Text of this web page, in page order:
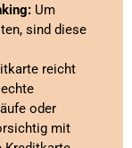
Um
sind diese
reicht
oder
mit